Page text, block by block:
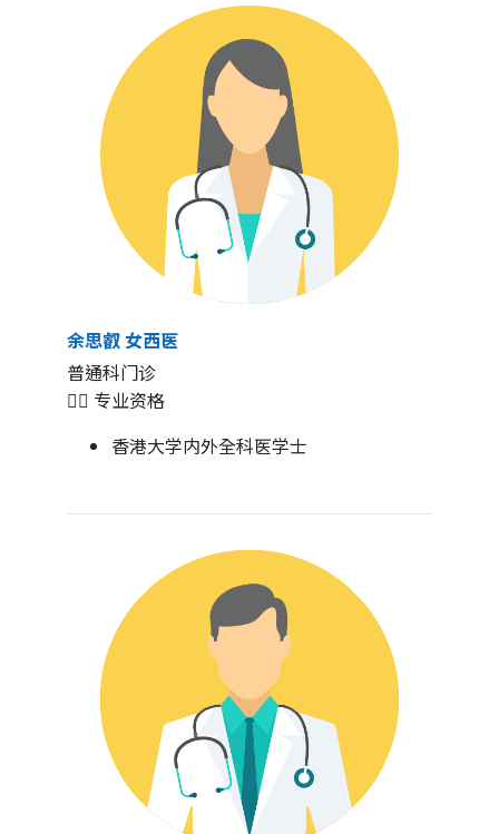
余思叡 女西医
普通科门诊
👩‍⚕️ 专业资格
香港大学内外全科医学士